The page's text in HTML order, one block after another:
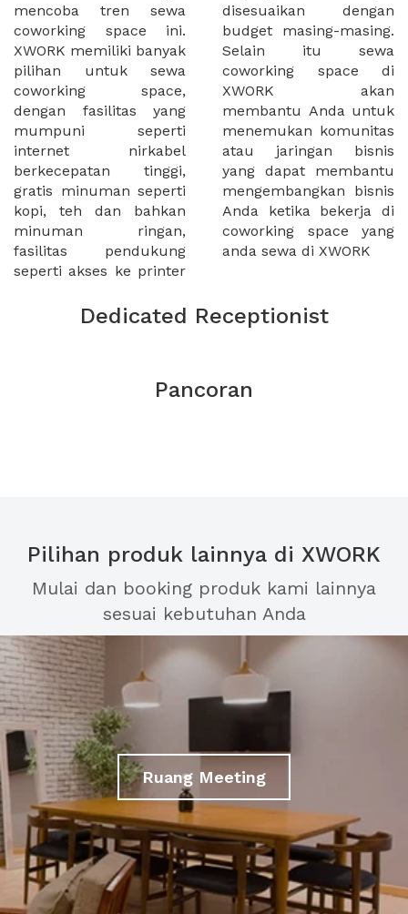
mencoba tren sewa
coworking space ini.
XWORK memiliki banyak
pilihan untuk sewa
coworking space,
dengan fasilitas yang
mumpuni seperti
internet nirkabel
berkecepatan tinggi,
gratis minuman seperti
kopi, teh dan bahkan
minuman ringan,
fasilitas pendukung
seperti akses ke printer
disesuaikan dengan
budget masing-masing.
Selain itu sewa
coworking space di
XWORK akan
membantu Anda untuk
menemukan komunitas
atau jaringan bisnis
yang dapat membantu
mengembangkan bisnis
Anda ketika bekerja di
coworking space yang
anda sewa di XWORK
Dedicated Receptionist
Pancoran
Pilihan produk lainnya di XWORK
Mulai dan booking produk kami lainnya
sesuai kebutuhan Anda
Ruang Meeting